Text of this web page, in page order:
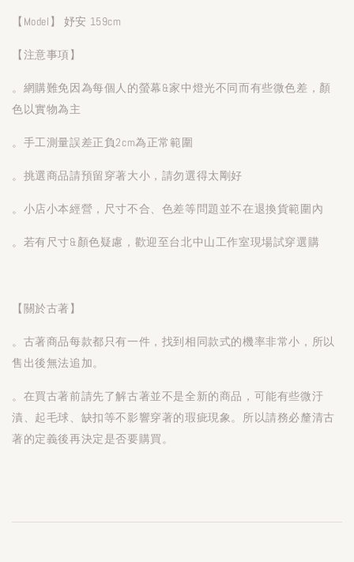
【Model】 妤安 159cm
【注意事項】
。網購難免因為每個人的螢幕&家中燈光不同而有些微色差，顏
色以實物為主
。手工測量誤差正負2cm為正常範圍
。挑選商品請預留穿著大小，請勿選得太剛好
。小店小本經營，尺寸不合、色差等問題並不在退換貨範圍內
。若有尺寸&顏色疑慮，歡迎至台北中山工作室現場試穿選購
【關於古著】
。古著商品每款都只有一件，找到相同款式的機率非常小，所以
售出後無法追加。
。在買古著前請先了解古著並不是全新的商品，可能有些微汙
漬、起毛球、缺扣等不影響穿著的瑕疵現象。所以請務必釐清古
著的定義後再決定是否要購買。